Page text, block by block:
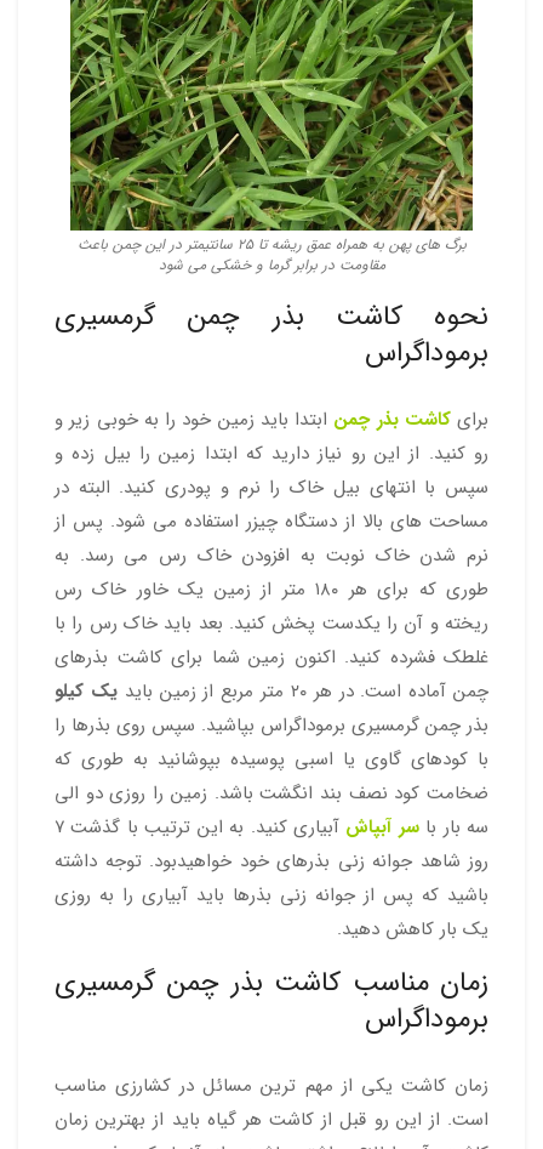
برگ های پهن به همراه عمق ریشه تا ۲۵ سانتیمتر در این چمن باعث
مقاومت در برابر گرما و خشکی می شود
نحوه کاشت بذر چمن گرمسیری
برموداگراس
برایکاشت بذر چمن ابتدا باید زمین خود را به خوبی زیر و
رو کنید. از این رو نیاز دارید که ابتدا زمین را بیل زده و
سپس با انتهای بیل خاک را نرم و پودری کنید. البته در
مساحت های بالا از دستگاه چیزر استفاده می شود. پس از
نرم شدن خاک نوبت به افزودن خاک رس می رسد. به
طوری که برای هر ۱۸۰ متر از زمین یک خاور خاک رس
ریخته و آن را یکدست پخش کنید. بعد باید خاک رس را با
غلطک فشرده کنید. اکنون زمین شما برای کاشت بذرهای
چمن آماده است. در هر ۲۰ متر مربع از زمین باید
یک کیلو
بذر چمن گرمسیری برموداگراس بپاشید. سپس روی بذرها را
با کودهای گاوی یا اسبی پوسیده بپوشانید به طوری که
ضخامت کود نصف بند انگشت باشد. زمین را روزی دو الی
سه بار باسر آبپاش
آبیاری کنید. به این ترتیب با گذشت ۷
روز شاهد جوانه زنی بذرهای خود خواهیدبود. توجه داشته
باشید که پس از جوانه زنی بذرها باید آبیاری را به روزی
یک بار کاهش دهید.
زمان مناسب کاشت بذر چمن گرمسیری
برموداگراس
زمان کاشت یکی از مهم ترین مسائل در کشارزی مناسب
است. از این رو قبل از کاشت هر گیاه باید از بهترین زمان